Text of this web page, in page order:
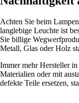
Achten Sie beim
langlebige Leuchte ist
Sie billige
Metall, Glas oder Holz
Immer mehr Hersteller
Materialien oder mit
defekte Teile ersetzen,